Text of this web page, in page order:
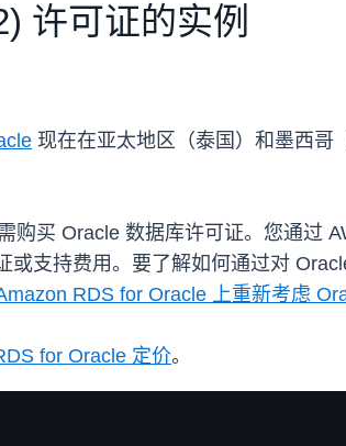
许可证的实例
现在在亚太地区（泰国）和墨西哥
买 Oracle 数据库许可证。您通过
支持费用。要了解如何通过对
RDS for Oracle 上重新考虑
for Oracle 定价。